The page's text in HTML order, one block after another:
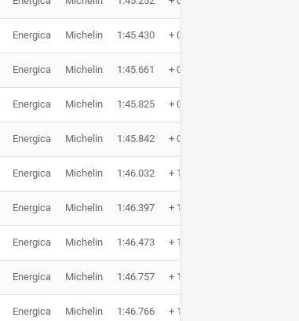
Energica Michelin 1:45.430 + 0.492
Energica Michelin 1:45.661 + 0.723
Energica Michelin 1:45.825 + 0.887
Energica Michelin 1:45.842 + 0.904
Energica Michelin 1:46.032 + 1.094
Energica Michelin 1:46.397 + 1.459
Energica Michelin 1:46.473 + 1.535
Energica Michelin 1:46.757 + 1.819
Energica Michelin 1:46.766 + 1.828